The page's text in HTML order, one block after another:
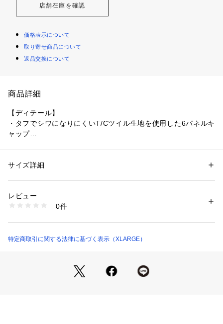
店舗在庫を確認
価格表示について
取り寄せ商品について
返品交換について
商品詳細
【ディテール】
・タフでシワになりにくいT/Cツイル生地を使用した6パネルキ
ャップ
【取り扱い注意事項】
・雨や汗で濡れた場合、摩擦で他の物に色移りすることがあり
・長時間にわたり日光や蛍光灯に当たりますと変色の恐れがあ
性別：メンズ
素材：ポリエステル65% 綿35%
商品番号：
101262051003 （ショップ）
サイズ詳細
レビュー
0件
特定商取引に関する法律に基づく表示（XLARGE）